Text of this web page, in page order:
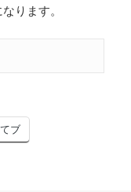
ります。
ブ